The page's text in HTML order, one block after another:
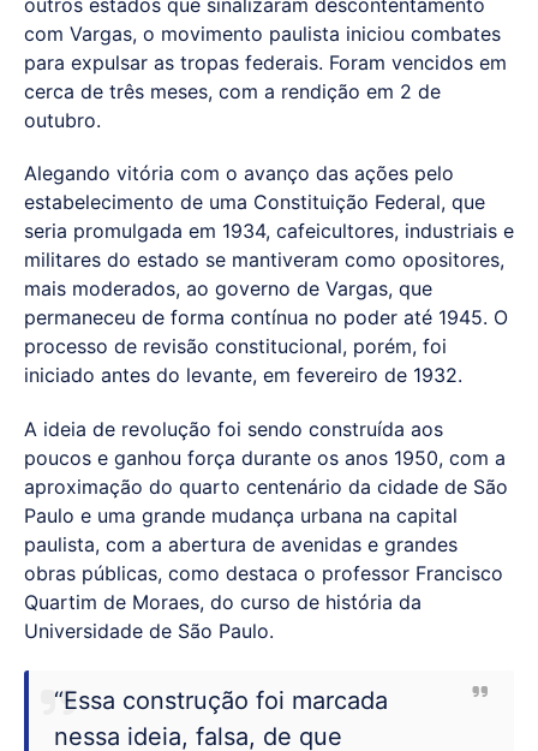
com Vargas, o movimento paulista iniciou combates
para expulsar as tropas federais. Foram vencidos em
cerca de três meses, com a rendição em 2 de
outubro.
Alegando vitória com o avanço das ações pelo
estabelecimento de uma Constituição Federal, que
seria promulgada em 1934, cafeicultores, industriais e
militares do estado se mantiveram como opositores,
mais moderados, ao governo de Vargas, que
permaneceu de forma contínua no poder até 1945. O
processo de revisão constitucional, porém, foi
iniciado antes do levante, em fevereiro de 1932.
A ideia de revolução foi sendo construída aos
poucos e ganhou força durante os anos 1950, com a
aproximação do quarto centenário da cidade de São
Paulo e uma grande mudança urbana na capital
paulista, com a abertura de avenidas e grandes
obras públicas, como destaca o professor Francisco
Quartim de Moraes, do curso de história da
Universidade de São Paulo.
“Essa construção foi marcada
nessa ideia, falsa, de que